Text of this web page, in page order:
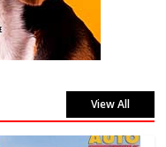
View All